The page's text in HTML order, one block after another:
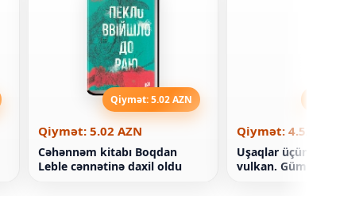
Qiymət: 5.02 AZN
Qiymət: 5.02 AZN
Cəhənnəm kitabı Boqdan
Leble cənnətinə daxil oldu
Qiymət: 4.52 AZN
Uşaqlar üçün kitab
vulkan. Gümüş və